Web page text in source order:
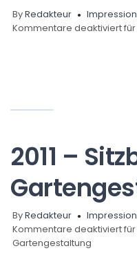
ByRedakteur
Kommentare deaktiviert
2011 –
ByRedakteur
Kommentare deaktiviertfür
Gartengestaltung